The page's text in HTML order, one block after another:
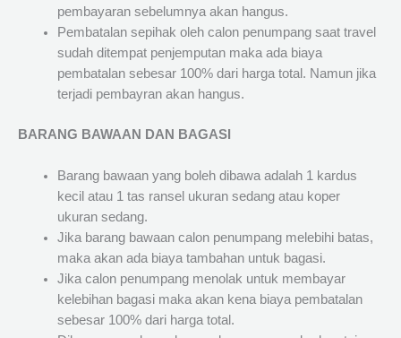
pembayaran sebelumnya akan hangus.
Pembatalan sepihak oleh calon penumpang saat travel
sudah ditempat penjemputan maka ada biaya
pembatalan sebesar 100% dari harga total. Namun jika
terjadi pembayran akan hangus.
BARANG BAWAAN DAN BAGASI
Barang bawaan yang boleh dibawa adalah 1 kardus
kecil atau 1 tas ransel ukuran sedang atau koper
ukuran sedang.
Jika barang bawaan calon penumpang melebihi batas,
maka akan ada biaya tambahan untuk bagasi.
Jika calon penumpang menolak untuk membayar
kelebihan bagasi maka akan kena biaya pembatalan
sebesar 100% dari harga total.